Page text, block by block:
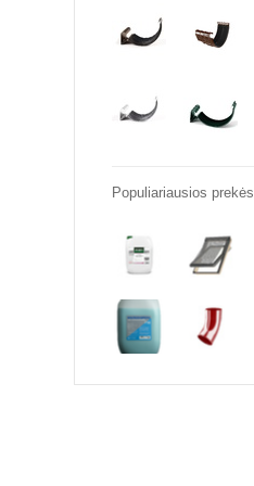
Populiariausios prekės